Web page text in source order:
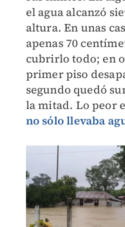
el agua alcanzó
altura. En unas
apenas 70
cubrirlo todo; en
primer piso
segundo quedó
la mitad. Lo peor
no sólo llevaba